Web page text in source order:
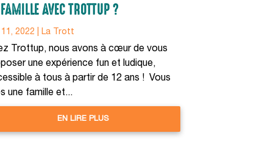
AVEC TROTTUP ?
2022 La Trott
Trottup, nous avons à cœur de vous
une expérience fun et ludique,
à tous à partir de 12 ans ! Vous
une famille et...
EN LIRE PLUS